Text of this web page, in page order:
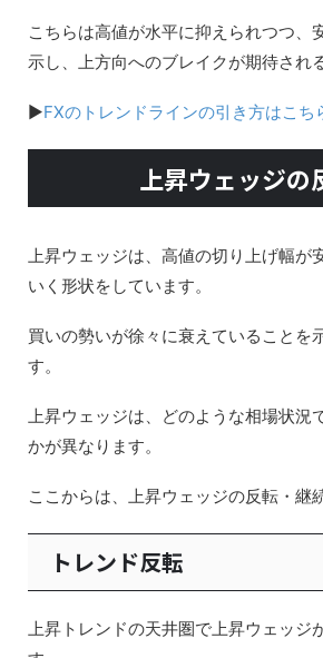
こちらは高値が水平に抑えられつつ、
示し、上方向へのブレイクが期待され
▶FXのトレンドラインの引き方はこち
上昇ウェッジの
上昇ウェッジは、高値の切り上げ幅
いく形状をしています。
買いの勢いが徐々に衰えていることを
す。
上昇ウェッジは、どのような相場状
かが異なります。
ここからは、上昇ウェッジの反転・継
トレンド反転
上昇トレンドの天井圏で上昇ウェッ